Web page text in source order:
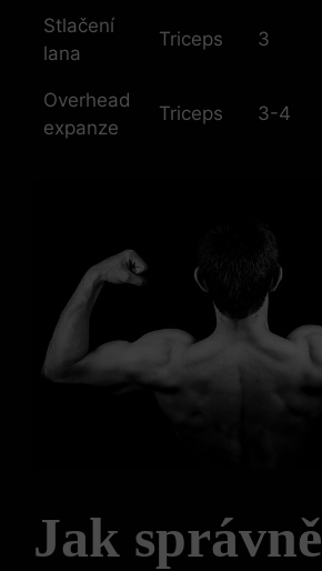
Stlačení
lana
Triceps 3
Overhead
expanze
Triceps 3-4
Jak správně